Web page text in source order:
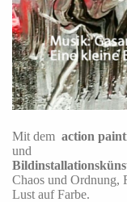
Mit dem action
und
Chaos und Ordnung,
Lust auf Farbe.